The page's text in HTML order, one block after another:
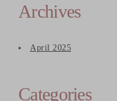
Archives
April 2025
Categories